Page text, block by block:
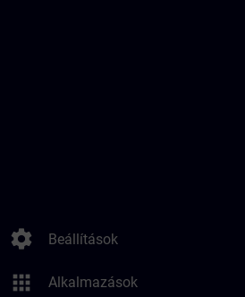
settings Beállítások
apps Alkalmazások